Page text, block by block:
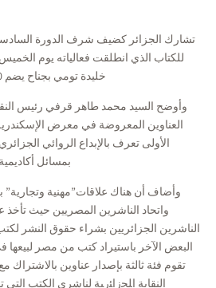
تشارك الجزائر كضيف شرف الدورة
للكتاب الذي انطلقت فعالياته يوم
خليدة تومي بجناح يضم 350 عنوان ومشاركة 12 ناشرا
وأوضح السيد محمد طاهر قرفي رئيس
العناوين المعروضة في معرض الإسكندرية
الأولى تعرف بالإبداع الروائي
بمسائل
وأضاف أن هناك علاقات”مهنية وتجارية”
واتحاد الناشرين المصريين حيث
الناشرين الجزائريين بشراء حقوق النشر
البعض الآخر باستيراد كتب من مصر
تقوم فئة ثالثة بإصدار عناوين